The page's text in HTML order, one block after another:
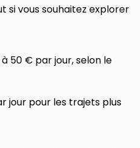
si vous souhaitez explorer
à 50 € par jour, selon le
jour pour les trajets plus